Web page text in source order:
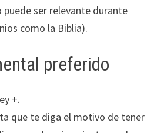
puede ser relevante durante
como la Biblia).
preferido
+.
que te diga el motivo de tener